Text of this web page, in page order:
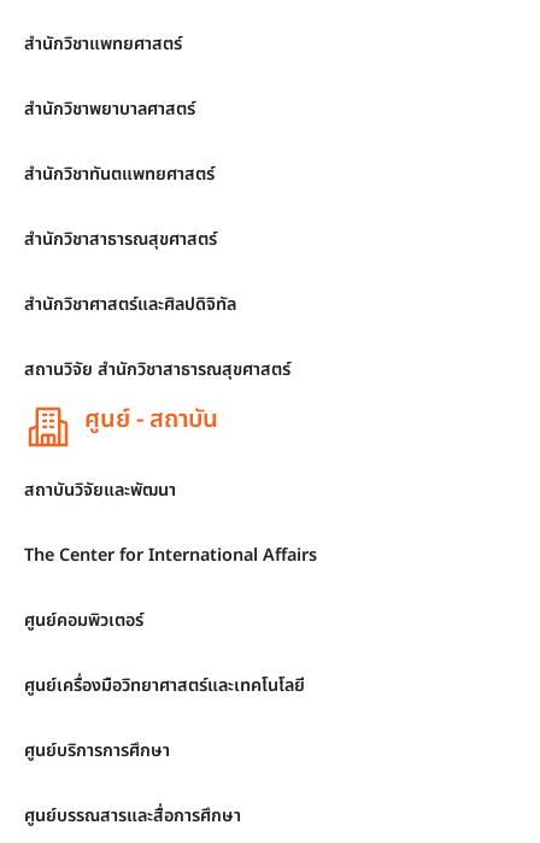
สำนักวิชาแพทยศาสตร์
สำนักวิชาพยาบาลศาสตร์
สำนักวิชาทันตแพทยศาสตร์
สำนักวิชาสาธารณสุขศาสตร์
สำนักวิชาศาสตร์และศิลปดิจิทัล
สถานวิจัย สำนักวิชาสาธารณสุขศาสตร์
ศูนย์ - สถาบัน
สถาบันวิจัยและพัฒนา
The Center for International Affairs
ศูนย์คอมพิวเตอร์
ศูนย์เครื่องมือวิทยาศาสตร์และเทคโนโลยี
ศูนย์บริการการศึกษา
ศูนย์บรรณสารและสื่อการศึกษา